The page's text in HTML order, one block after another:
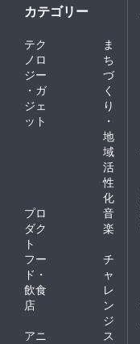
カテゴリー
テク
ノロ
ジー
・ガ
ジェ
ット
ま
ち
づ
く
り
・
地
域
活
性
化
プロ
ダク
ト
音
楽
フー
ド・
飲食
店
チ
ャ
レ
ン
ジ
アニ
ス